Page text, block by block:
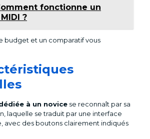
fonctionne un
?
budget et un comparatif vous
à un novicese reconnaît par sa
laquelle se traduit par une interface
avec des boutons clairement indiqués